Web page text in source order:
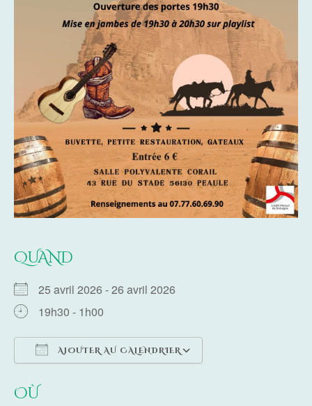
QUAND
25 avril 2026 - 26 avril 2026
19h30 - 1h00
AJOUTER AU CALENDRIER
OÙ